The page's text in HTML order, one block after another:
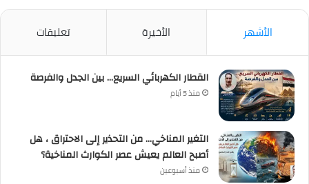
الأشهر الأخيرة تعليقات
القطار الكهربائي السريع… بين الجدل والفرصة
منذ 5 أيام
التغير المناخي… من التحذير إلى الاحتراق ، هل
أصبح العالم يعيش عصر الكوارث المناخية؟
منذ أسبوعين